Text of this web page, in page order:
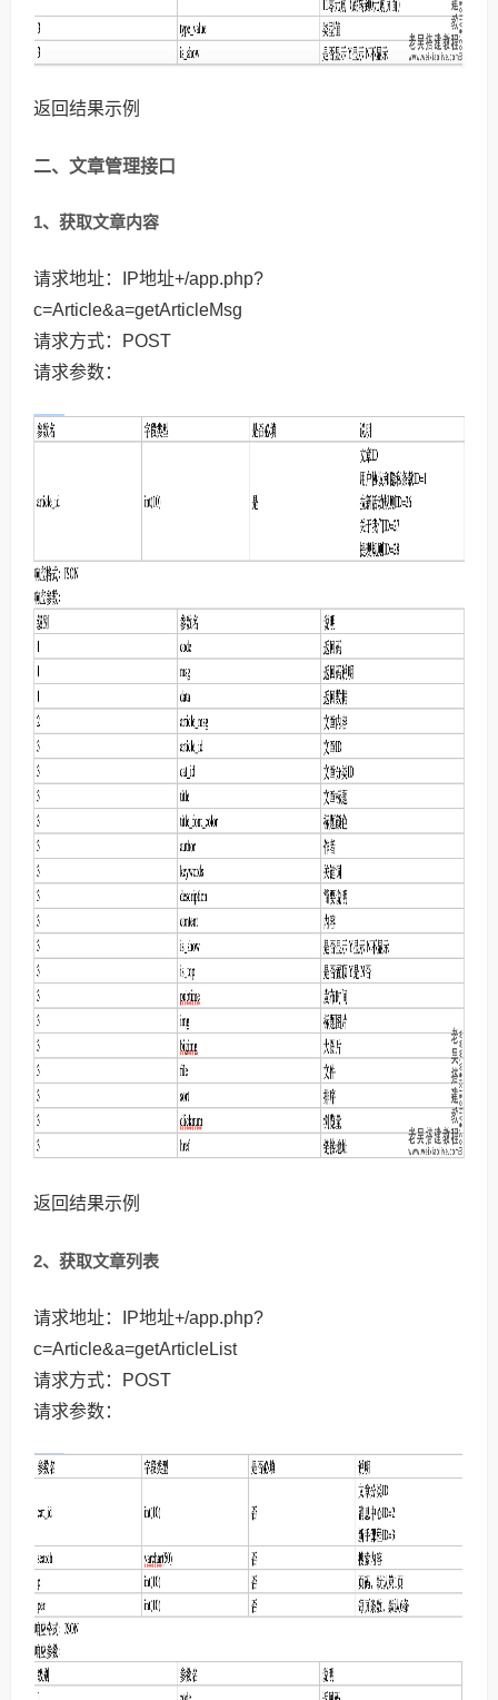
返回结果示例
二、文章管理接口
1、获取文章内容
请求地址：IP地址+/app.php?
c=Article&a=getArticleMsg
请求方式：POST
请求参数：
返回结果示例
2、获取文章列表
请求地址：IP地址+/app.php?
c=Article&a=getArticleList
请求方式：POST
请求参数：